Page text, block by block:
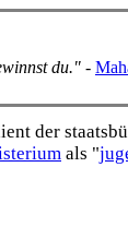
du." -
der
als "